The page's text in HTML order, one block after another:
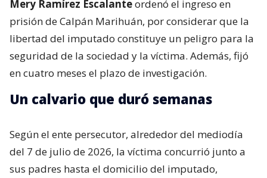
Mery Ramírez Escalanteordenó el ingreso en
prisión de Calpán Marihuán, por considerar que la
libertad del imputado constituye un peligro para la
seguridad de la sociedad y la víctima. Además, fijó
en cuatro meses el plazo de investigación.
Un calvario que duró semanas
Según el ente persecutor, alrededor del mediodía
del 7 de julio de 2026, la víctima concurrió junto a
sus padres hasta el domicilio del imputado,